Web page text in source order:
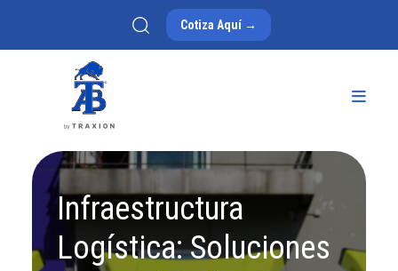
Cotiza Aquí →
Infraestructura
Logística: Soluciones